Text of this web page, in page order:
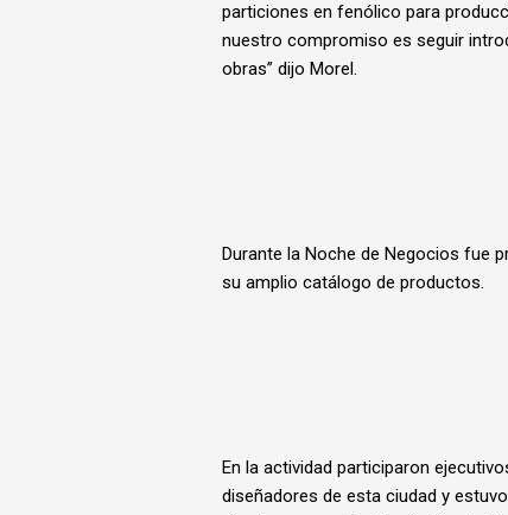
particiones en fenólico para
nuestro compromiso es seguir
obras” dijo Morel.
Durante la Noche de Negocios fue
su amplio catálogo de productos.
En la actividad participaron
diseñadores de esta ciudad y